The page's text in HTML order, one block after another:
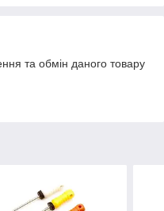
та обмін даного товару